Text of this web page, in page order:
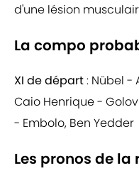
d'une lésion
La compo
XI de départ: Nübel -
Caio Henrique -
- Embolo, Ben Yedder
Les pronos de